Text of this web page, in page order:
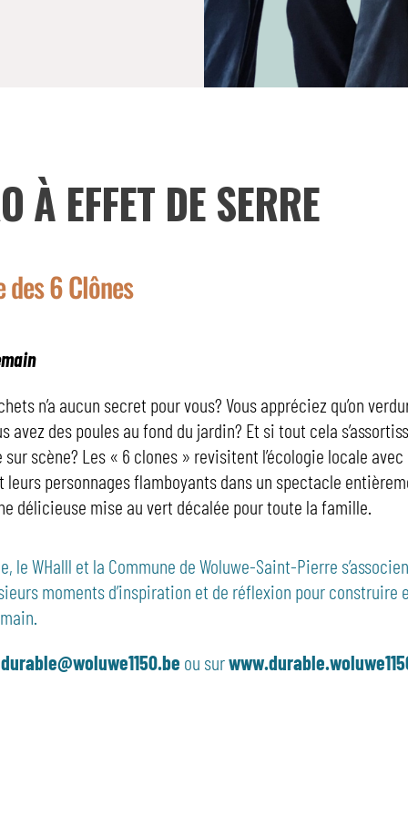
À EFFET DE SERRE
des 6 Clônes
n’a aucun secret pour vous? Vous appréciez qu’on
avez des poules au fond du jardin? Et si tout cela
scène? Les « 6 clones » revisitent l’écologie locale
leurs personnages flamboyants dans un spectacle
délicieuse mise au vert décalée pour toute la famille.
le WHalll et la Commune de Woluwe-Saint-Pierre
moments d’inspiration et de réflexion pour construire
durable@woluwe1150.be ou sur